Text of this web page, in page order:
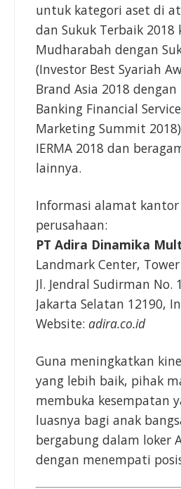
untuk kategori aset di
dan Sukuk Terbaik 2018
Mudharabah dengan
(Investor Best Syariah
Brand Asia 2018
Banking Financial
Marketing Summit
IERMA 2018 dan
lainnya.
Informasi alamat
perusahaan:
PT Adira Dinamika
Landmark Center,
Jl. Jendral Sudirman No. 1
Jakarta Selatan 12190,
Website: adira.co.id
Guna meningkatkan
yang lebih baik, pihak
membuka kesempatan
luasnya bagi anak
bergabung dalam loker
dengan menempati